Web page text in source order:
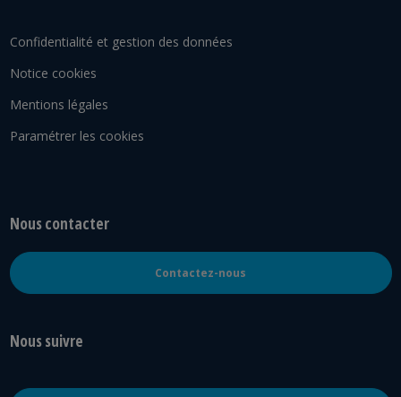
Confidentialité et gestion des données
Notice cookies
Mentions légales
Paramétrer les cookies
Nous contacter
Contactez-nous
Nous suivre